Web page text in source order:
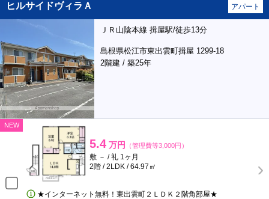
ヒルサイドヴィラＡ アパート
ＪＲ山陰本線 揖屋駅/徒歩13分
島根県松江市東出雲町揖屋 1299-18
2階建 / 築25年
NEW
5.4 万円 （管理費等3,000円）
敷 － / 礼 1ヶ月
2階 / 2LDK / 64.97㎡
★インターネット無料！東出雲町２ＬＤＫ２階角部屋★